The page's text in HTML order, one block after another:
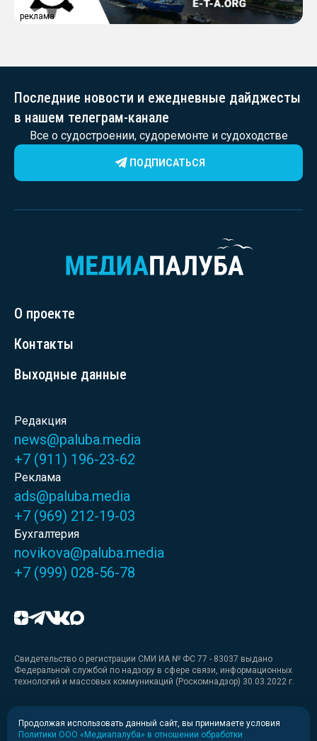
реклама
Последние новости и ежедневные дайджесты
в нашем телеграм-канале
Все о судостроении, судоремонте и судоходстве
ПОДПИСАТЬСЯ
О проекте
Контакты
Выходные данные
Редакция
news@paluba.media
+7 (911) 196-23-62
Реклама
ads@paluba.media
+7 (969) 212-19-03
Бухгалтерия
novikova@paluba.media
+7 (999) 028-56-78
Свидетельство о регистрации СМИ ИА № ФС 77 - 83037 выдано
Федеральной службой по надзору в сфере связи, информационных
технологий и массовых коммуникаций (Роскомнадзор) 30.03.2022 г.
Медиакит
Медиакит для печати
Продолжая использовать данный сайт, вы принимаете условия
Политики ООО «Медиапалуба» в отношении обработки